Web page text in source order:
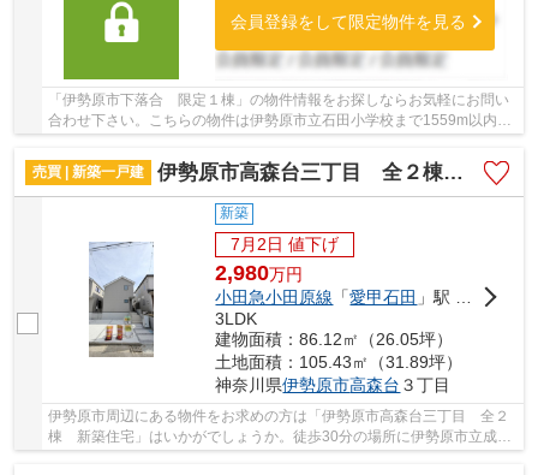
会員登録をして限定物件を見る
「伊勢原市下落合 限定１棟」の物件情報をお探しならお気軽にお問い
合わせ下さい。こちらの物件は伊勢原市立石田小学校まで1559m以内に
あるのがポイントです。2026年7月築で地域にも...
売買 | 新築一戸建
伊勢原市高森台三丁目 全２棟 新築住宅
新築
7月2日 値下げ
2,980万円
小田急小田原線 「愛甲石田 」駅 徒歩25分
3LDK
建物面積：86.12㎡（26.05坪）
土地面積：105.43㎡（31.89坪）
神奈川県伊勢原市高森台 ３丁目
伊勢原市周辺にある物件をお求めの方は「伊勢原市高森台三丁目 全２
棟 新築住宅」はいかがでしょうか。徒歩30分の場所に伊勢原市立成瀬
小学校があります。きれい好きな方に一押しな...